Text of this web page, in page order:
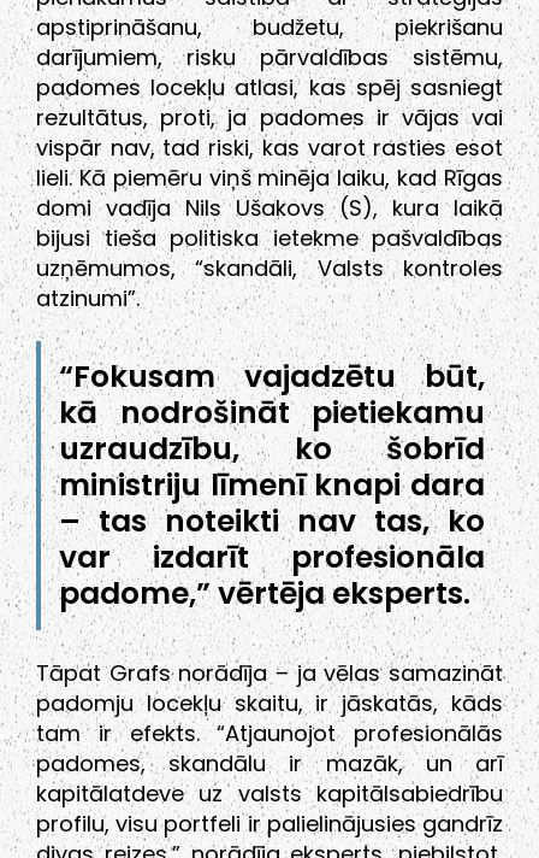
apstiprināšanu, budžetu, piekrišanu
darījumiem, risku pārvaldības sistēmu,
padomes locekļu atlasi, kas spēj sasniegt
rezultātus, proti, ja padomes ir vājas vai
vispār nav, tad riski, kas varot rasties esot
lieli. Kā piemēru viņš minēja laiku, kad Rīgas
domi vadīja Nils Ušakovs (S), kura laikā
bijusi tieša politiska ietekme pašvaldības
uzņēmumos, “skandāli, Valsts kontroles
atzinumi”.
“Fokusam vajadzētu būt,
kā nodrošināt pietiekamu
uzraudzību, ko šobrīd
ministriju līmenī knapi dara
– tas noteikti nav tas, ko
var izdarīt profesionāla
padome,” vērtēja eksperts.
Tāpat Grafs norādīja – ja vēlas samazināt
padomju locekļu skaitu, ir jāskatās, kāds
tam ir efekts. “Atjaunojot profesionālās
padomes, skandālu ir mazāk, un arī
kapitālatdeve uz valsts kapitālsabiedrību
profilu, visu portfeli ir palielinājusies gandrīz